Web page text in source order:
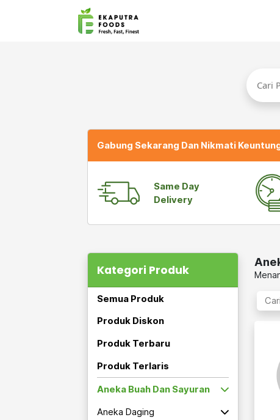
Gabung Sekarang Dan Nikmati
Same Day
Delivery
Kategori Produk
Semua Produk
Produk Diskon
Produk Terbaru
Produk Terlaris
Aneka Buah Dan Sayuran
Aneka Daging